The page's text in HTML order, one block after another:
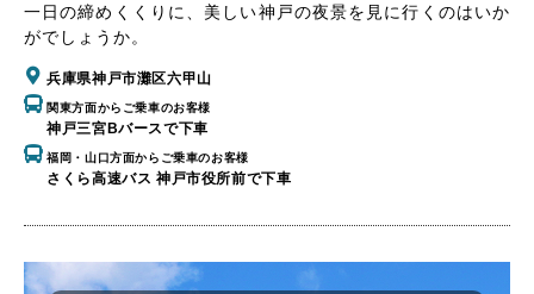
一日の締めくくりに、美しい神戸の夜景を見に行くのはいか
がでしょうか。
兵庫県神戸市灘区六甲山
関東方面からご乗車のお客様
神戸三宮Bバースで下車
福岡・山口方面からご乗車のお客様
さくら高速バス 神戸市役所前で下車